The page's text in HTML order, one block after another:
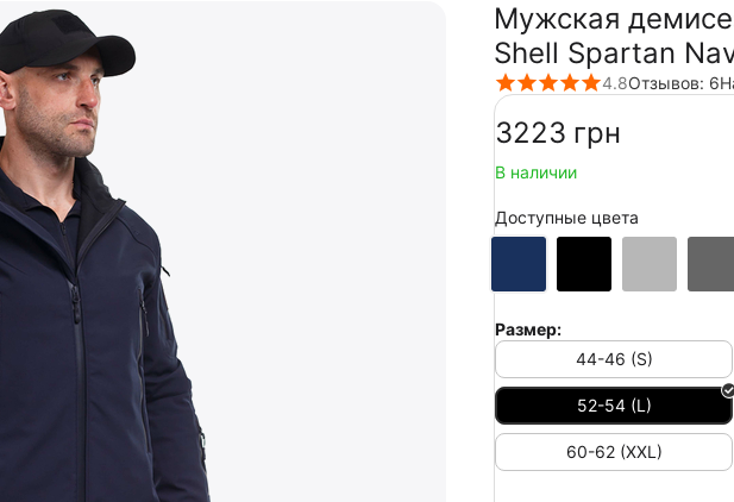
Мужская
Shell Spartan
4.8Отзывов: 6
‍3223‍ грн
В наличии
Доступные цвета
Размер:
44-46 (S)
52-54 (L)
60-62 (XXL)